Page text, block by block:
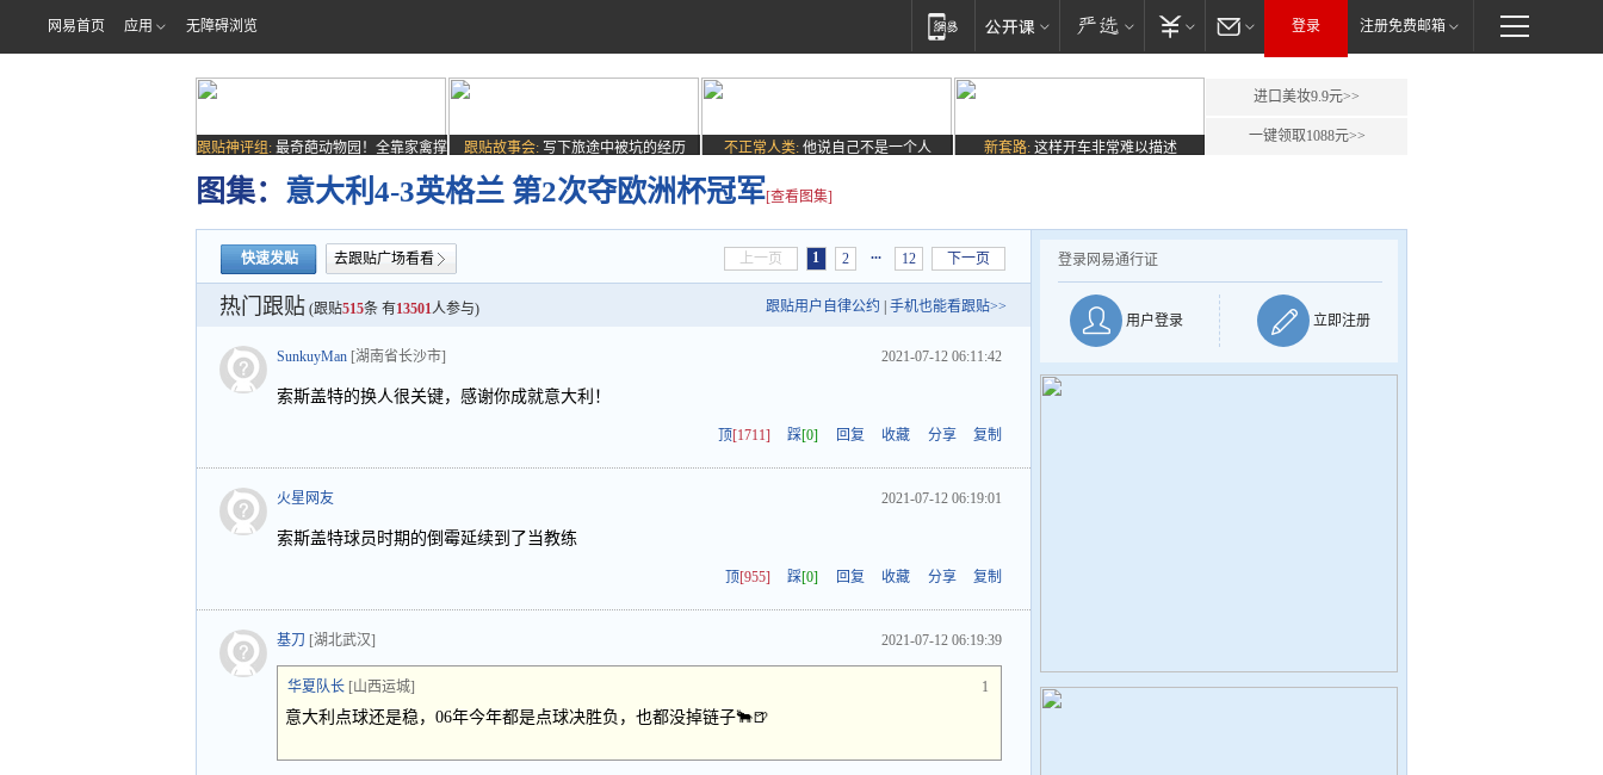
网易首页 应用 无障碍浏览 登录 注册免费邮箱
跟贴神评组: 最奇葩动物园！全靠家禽撑
场子
跟贴故事会: 写下旅途中被坑的经历 不正常人类: 他说自己不是一个人 新套路: 这样开车非常难以描述
进口美妆9.9元>>
一键领取1088元>>
图集： 意大利4-3英格兰 第2次夺欧洲杯冠军[查看图集]
快速发贴 去跟贴广场看看 上一页 1 2 ... 12 下一页
热门跟贴 (跟贴515条 有13501人参与) 跟贴用户自律公约 手机也能看跟贴>>
SunkuyMan [湖南省长沙市] 2021-07-12 06:11:42
索斯盖特的换人很关键，感谢你成就意大利！
顶[1711] 踩[0] 回复 收藏 分享 复制
火星网友 2021-07-12 06:19:01
索斯盖特球员时期的倒霉延续到了当教练
顶[955] 踩[0] 回复 收藏 分享 复制
基刀 [湖北武汉] 2021-07-12 06:19:39
华夏队长 [山西运城] 1
意大利点球还是稳，06年今年都是点球决胜负，也都没掉链子🐂🍺
登录网易通行证
用户登录 立即注册